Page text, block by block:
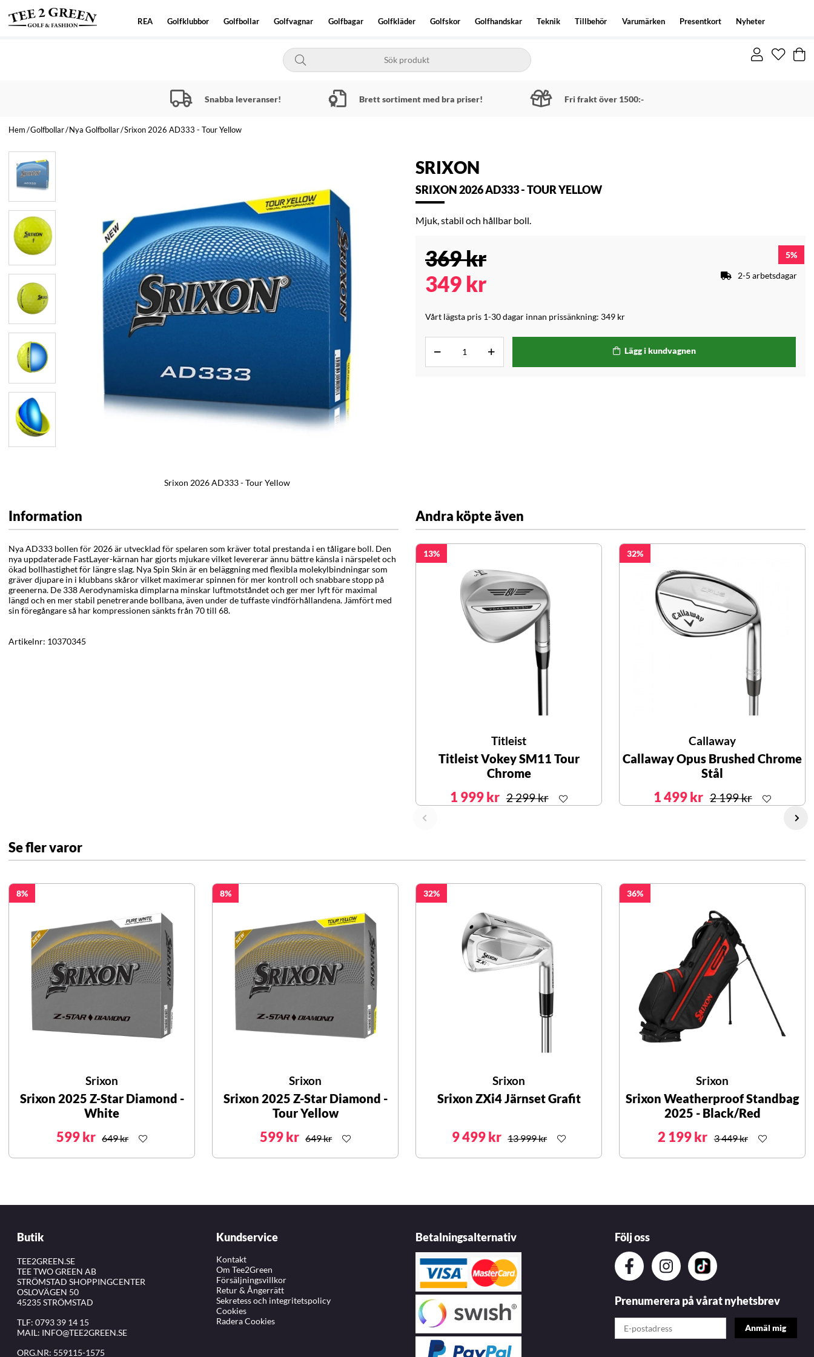
REA Golfklubbor Golfbollar Golfvagnar Golfbagar Golfkläder Golfskor Golfhandskar Teknik Tillbehör Varumärken Presentkort Nyheter
Snabba leveranser! Brett sortiment med bra priser! Fri frakt över 1500:-
Hem Golfbollar Nya Golfbollar Srixon 2026 AD333 - Tour Yellow
Srixon 2026 AD333 - Tour Yellow
SRIXON
SRIXON 2026 AD333 - TOUR YELLOW
Mjuk, stabil och hållbar boll.
369kr
349 kr
Vårt lägsta pris 1-30 dagar innan prissänkning: 349 kr
5
2-5 arbetsdagar
Lägg i kundvagnen
Information
Nya AD333 bollen för 2026 är utvecklad för spelaren som kräver total prestanda i en tåligare boll. Den
nya uppdaterade FastLayer-kärnan har gjorts mjukare vilket levererar ännu bättre känsla i närspelet och
ökad bollhastighet för längre slag. Nya Spin Skin är en beläggning med flexibla molekylbindningar som
gräver djupare in i klubbans skåror vilket maximerar spinnen för mer kontroll och snabbare stopp på
greenerna. De 338 Aerodynamiska dimplarna minskar luftmotståndet och ger mer lyft för maximal
längd och en mer stabil penetrerande bollbana, även under de tuffaste vindförhållandena. Jämfört med
sin föregångare så har kompressionen sänkts från 70 till 68.
Artikelnr: 10370345
Andra köpte även
13
Titleist
Titleist Vokey SM11 Tour
Chrome
1 999 kr 2 299 kr
32
Callaway
Callaway Opus Brushed Chrome
Stål
1 499 kr 2 199 kr
Se fler varor
8
Srixon
Srixon 2025 Z-Star Diamond -
White
599 kr 649 kr
8
Srixon
Srixon 2025 Z-Star Diamond -
Tour Yellow
599 kr 649 kr
32
Srixon
Srixon ZXi4 Järnset Grafit
9 499 kr 13 999 kr
36
Srixon
Srixon Weatherproof Standbag
2025 - Black/Red
2 199 kr 3 449 kr
Butik
TEE2GREEN.SE
TEE TWO GREEN AB
STRÖMSTAD SHOPPINGCENTER
OSLOVÄGEN 50
45235 STRÖMSTAD
TLF: 0793 39 14 15
MAIL: INFO@TEE2GREEN.SE
ORG.NR: 559115-1575
Kundservice
Kontakt
Om Tee2Green
Försäljningsvillkor
Retur & Ångerrätt
Sekretess och integritetspolicy
Cookies
Radera Cookies
Betalningsalternativ Följ oss
Prenumerera på vårat nyhetsbrev